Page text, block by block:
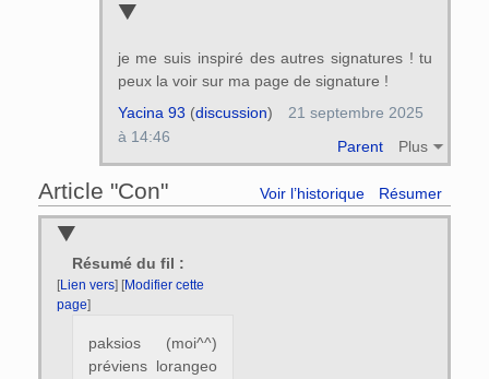
je me suis inspiré des autres signatures ! tu
peux la voir sur ma page de signature !
Parent Plus
Yacina 93 (discussion)
21 septembre 2025
à 14:46
Article "Con" Voir l’historique Résumer
Résumé du fil :
[Lien vers] [Modifier cette
page]
paksios (moi^^)
préviens lorangeo